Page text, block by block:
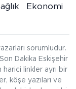
Ekonomi
sorumludur.
Dakika Eskişehir
linkler ayrı bir
köşe yazıları ve